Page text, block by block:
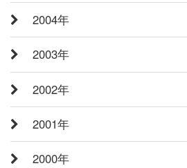
2004年
2003年
2002年
2001年
2000年